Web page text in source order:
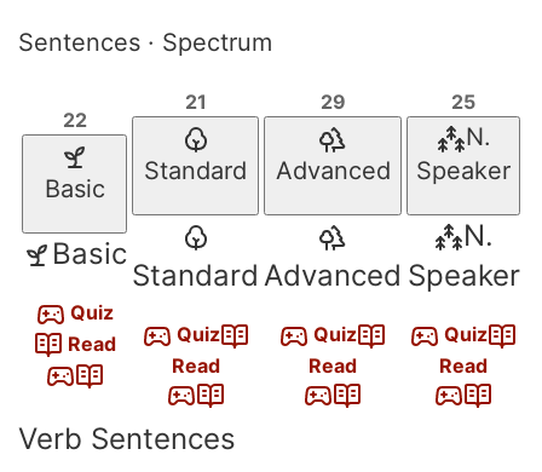
Sentences · Spectrum
22
Basic
Basic
Quiz
Read
21
Standard
Standard
Quiz
Read
29
Advanced
Advanced
Quiz
Read
25
N.
Speaker
N.
Speaker
Quiz
Read
Verb Sentences